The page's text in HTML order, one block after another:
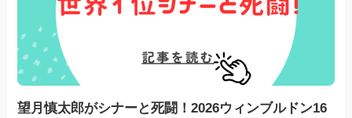
望月慎太郎がシナーと死闘！2026ウィンブルドン16